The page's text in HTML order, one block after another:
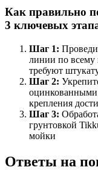
Как правильно
3 ключевых
Шаг 1:
линии по
требуют
Шаг 2:
крепления
Шаг 3:
грунтовкой
мойки
Ответы на